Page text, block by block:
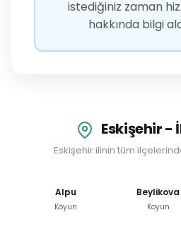
istediğiniz zaman
hakkında bilgi
Eskişehir -
Eskişehir ilinin tüm
Alpu
Koyun
Beylikova
Koyun